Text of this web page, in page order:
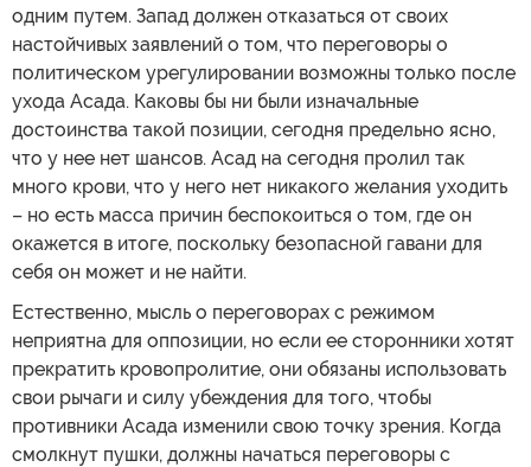
одним путем. Запад должен отказаться от своих
настойчивых заявлений о том, что переговоры о
политическом урегулировании возможны только после
ухода Асада. Каковы бы ни были изначальные
достоинства такой позиции, сегодня предельно ясно,
что у нее нет шансов. Асад на сегодня пролил так
много крови, что у него нет никакого желания уходить
– но есть масса причин беспокоиться о том, где он
окажется в итоге, поскольку безопасной гавани для
себя он может и не найти.
Естественно, мысль о переговорах с режимом
неприятна для оппозиции, но если ее сторонники хотят
прекратить кровопролитие, они обязаны использовать
свои рычаги и силу убеждения для того, чтобы
противники Асада изменили свою точку зрения. Когда
смолкнут пушки, должны начаться переговоры с